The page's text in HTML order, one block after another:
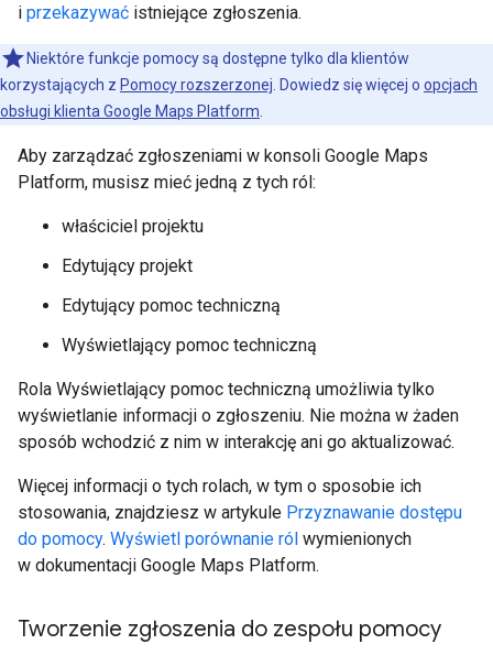
i przekazywać istniejące zgłoszenia.
Niektóre funkcje pomocy są dostępne tylko dla klientów
korzystających z Pomocy rozszerzonej . Dowiedz się więcej o opcjach
obsługi klienta Google Maps Platform
Aby zarządzać zgłoszeniami w konsoli Google Maps
Platform, musisz mieć jedną z tych ról:
właściciel projektu
Edytujący projekt
Edytujący pomoc techniczną
Wyświetlający pomoc techniczną
Rola Wyświetlający pomoc techniczną umożliwia tylko
wyświetlanie informacji o zgłoszeniu. Nie można w żaden
sposób wchodzić z nim w interakcję ani go aktualizować.
Więcej informacji o tych rolach, w tym o sposobie ich
stosowania, znajdziesz w artykule Przyznawanie dostępu
do pomocy. Wyświetl porównanie ról wymienionych
w dokumentacji Google Maps Platform.
Tworzenie zgłoszenia do zespołu pomocy